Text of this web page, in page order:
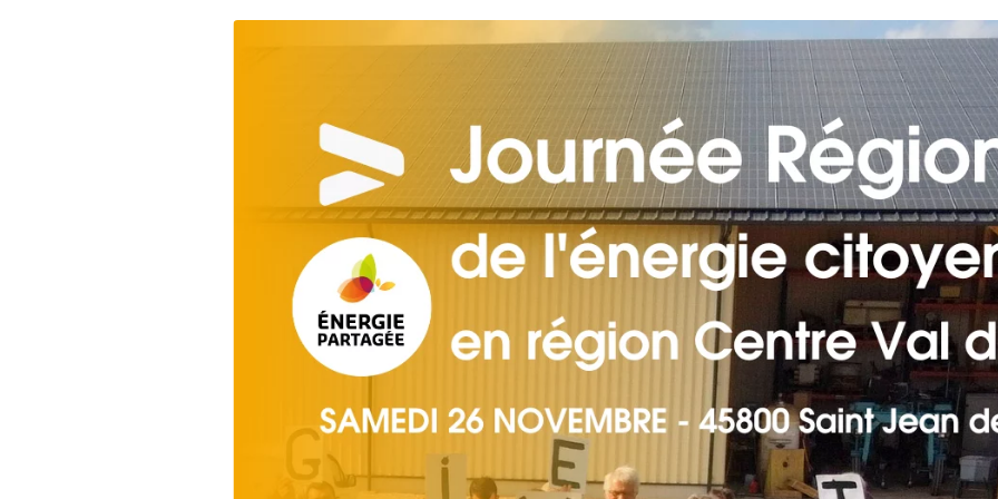
DÉCOUVRIR
Énergie Partagée accompagne les initiatives
de production d'énergie renouvelable qui
associent les habitants et acteurs de leur
territoire.
Chaque mois,
l'énergie